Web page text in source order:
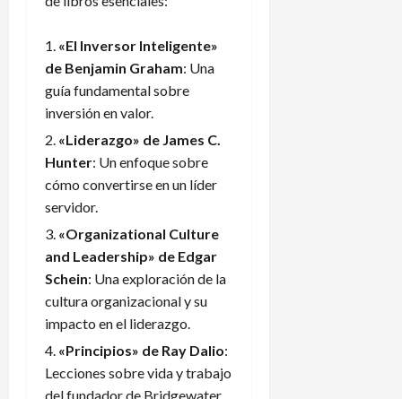
«El Inversor Inteligente»
de Benjamin Graham: Una
guía fundamental sobre
inversión en valor.
«Liderazgo» de James C.
Hunter: Un enfoque sobre
cómo convertirse en un líder
servidor.
«Organizational Culture
and Leadership» de Edgar
Schein: Una exploración de la
cultura organizacional y su
impacto en el liderazgo.
«Principios» de Ray Dalio:
Lecciones sobre vida y trabajo
del fundador de Bridgewater